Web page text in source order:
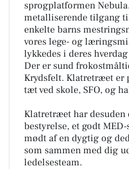
sprogplatformen
metalliserende tilgang
enkelte barns
vores lege- og
lykkedes i deres hverdag
Der er sund
Krydsfelt. Klatretræet er
tæt ved skole, SFO, og
Klatretræet har desuden
bestyrelse, et godt
mødt af en dygtig og
som sammen med dig
ledelsesteam.